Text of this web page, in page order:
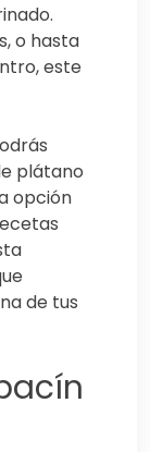
o hasta
este
plátano
opción
de tus